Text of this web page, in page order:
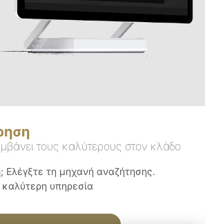
τους καλύτερους στον κλάδο
Ελέγξτε τη μηχανή αναζήτησης.
υπηρεσία